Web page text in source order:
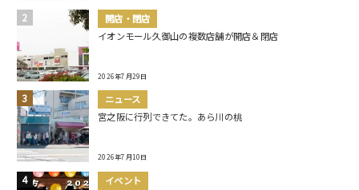
開店・閉店
イオンモール久御山の複数店舗が開店＆閉店
2026年7月29日
ニュース
宮之阪に行列できてた。あら川の桃
2026年7月10日
イベント